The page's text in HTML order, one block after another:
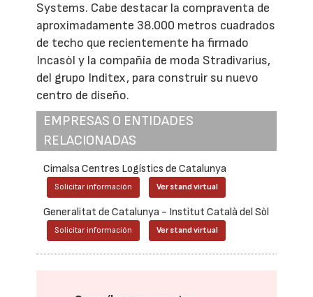
Systems. Cabe destacar la compraventa de
aproximadamente 38.000 metros cuadrados
de techo que recientemente ha firmado
Incasòl y la compañía de moda Stradivarius,
del grupo Inditex, para construir su nuevo
centro de diseño.
EMPRESAS O ENTIDADES
RELACIONADAS
Cimalsa Centres Logístics de Catalunya
Solicitar información Ver stand virtual
Generalitat de Catalunya - Institut Català del Sòl
Solicitar información Ver stand virtual